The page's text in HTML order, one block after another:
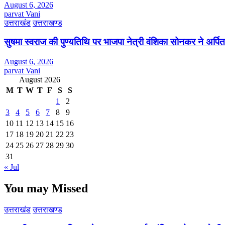
August 6, 2026
parvat Vani
उत्तराखंड उत्तराखण्ड
सुषमा स्वराज की पुण्यतिथि पर भाजपा नेत्री वंशिका सोनकर ने
August 6, 2026
parvat Vani
August 2026
M T W T F S
S
1
2
3
4 5 6 7 8
9
10 11 12 13 14 15 16
17 18 19 20 21 22 23
24 25 26 27 28 29 30
31
« Jul
You may Missed
उत्तराखंड उत्तराखण्ड